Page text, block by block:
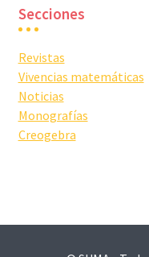
Secciones
Revistas
Vivencias matemáticas
Noticias
Monografías
Creogebra